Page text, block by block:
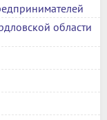
области